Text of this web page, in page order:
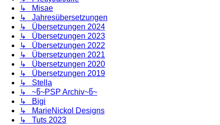
↳ Misae
↳ Jahresübersetzungen
↳ Übersetzungen 2024
↳ Übersetzungen 2023
↳ Übersetzungen 2022
↳ Übersetzungen 2021
↳ Übersetzungen 2020
↳ Übersetzungen 2019
↳ Stella
↳ ~წ~PSP Archiv~წ~
↳ Bigi
↳ MarieNickol Designs
↳ Tuts 2023